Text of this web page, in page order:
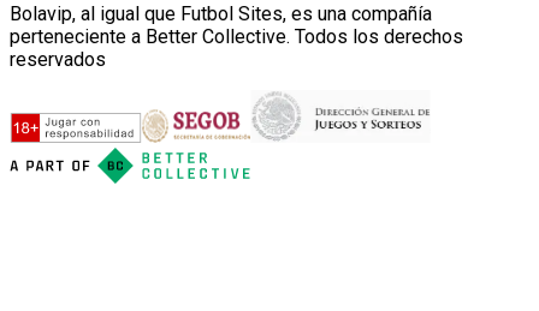
Bolavip, al igual que Futbol Sites, es una compañía
perteneciente a Better Collective. Todos los derechos
reservados